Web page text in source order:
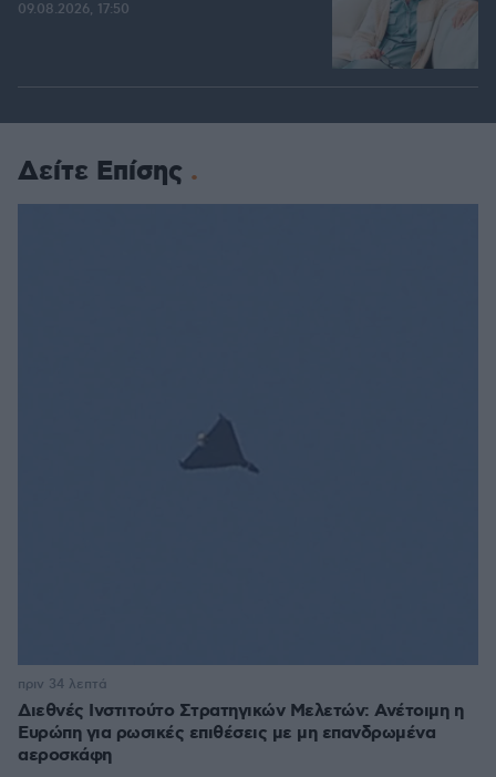
09.08.2026, 17:50
Δείτε Επίσης
Διεθνές Ινστιτούτο Στρατηγικών Μελετών: Ανέτοιμη η
Ευρώπη για ρωσικές επιθέσεις με μη επανδρωμένα
αεροσκάφη
πριν 34 λεπτά